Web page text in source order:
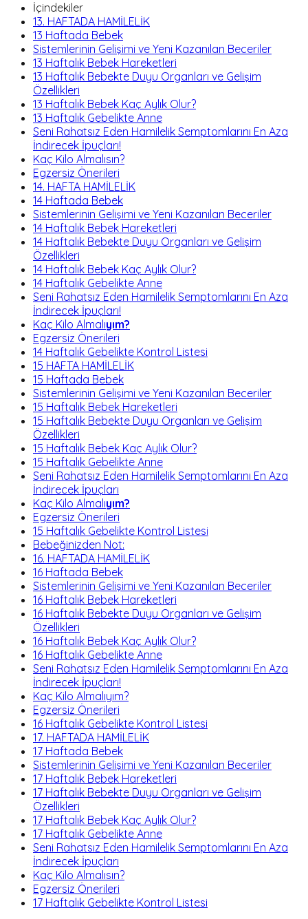
İçindekiler
13. HAFTADA HAMİLELİK
13 Haftada Bebek
Sistemlerinin Gelişimi ve Yeni Kazanılan Beceriler
13 Haftalık Bebek Hareketleri
13 Haftalık Bebekte Duyu Organları ve Gelişim
Özellikleri
13 Haftalık Bebek Kaç Aylık Olur?
13 Haftalık Gebelikte Anne
Seni Rahatsız Eden Hamilelik Semptomlarını En Aza
İndirecek İpuçları!
Kaç Kilo Almalısın?
Egzersiz Önerileri
14. HAFTA HAMİLELİK
14 Haftada Bebek
Sistemlerinin Gelişimi ve Yeni Kazanılan Beceriler
14 Haftalık Bebek Hareketleri
14 Haftalık Bebekte Duyu Organları ve Gelişim
Özellikleri
14 Haftalık Bebek Kaç Aylık Olur?
14 Haftalık Gebelikte Anne
Seni Rahatsız Eden Hamilelik Semptomlarını En Aza
İndirecek İpuçları!
Kaç Kilo Almalıyım?
Egzersiz Önerileri
14 Haftalık Gebelikte Kontrol Listesi
15 HAFTA HAMİLELİK
15 Haftada Bebek
Sistemlerinin Gelişimi ve Yeni Kazanılan Beceriler
15 Haftalık Bebek Hareketleri
15 Haftalık Bebekte Duyu Organları ve Gelişim
Özellikleri
15 Haftalık Bebek Kaç Aylık Olur?
15 Haftalık Gebelikte Anne
Seni Rahatsız Eden Hamilelik Semptomlarını En Aza
İndirecek İpuçları
Kaç Kilo Almalıyım?
Egzersiz Önerileri
15 Haftalık Gebelikte Kontrol Listesi
Bebeğinizden Not:
16. HAFTADA HAMİLELİK
16 Haftada Bebek
Sistemlerinin Gelişimi ve Yeni Kazanılan Beceriler
16 Haftalık Bebek Hareketleri
16 Haftalık Bebekte Duyu Organları ve Gelişim
Özellikleri
16 Haftalık Bebek Kaç Aylık Olur?
16 Haftalık Gebelikte Anne
Seni Rahatsız Eden Hamilelik Semptomlarını En Aza
İndirecek İpuçları!
Kaç Kilo Almalıyım?
Egzersiz Önerileri
16 Haftalık Gebelikte Kontrol Listesi
17. HAFTADA HAMİLELİK
17 Haftada Bebek
Sistemlerinin Gelişimi ve Yeni Kazanılan Beceriler
17 Haftalık Bebek Hareketleri
17 Haftalık Bebekte Duyu Organları ve Gelişim
Özellikleri
17 Haftalık Bebek Kaç Aylık Olur?
17 Haftalık Gebelikte Anne
Seni Rahatsız Eden Hamilelik Semptomlarını En Aza
İndirecek İpuçları
Kaç Kilo Almalısın?
Egzersiz Önerileri
17 Haftalık Gebelikte Kontrol Listesi